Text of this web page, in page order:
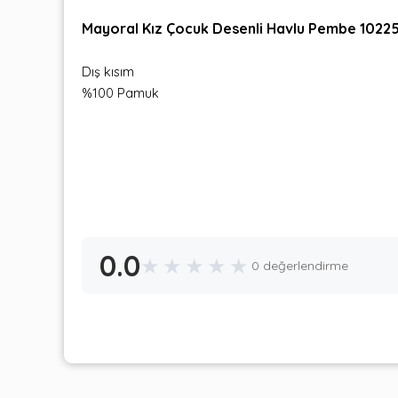
Mayoral Kız Çocuk Desenli Havlu Pembe
Dış kısım
%100 Pamuk
0.0★ ★ ★ ★ ★ 0 değerlendirme